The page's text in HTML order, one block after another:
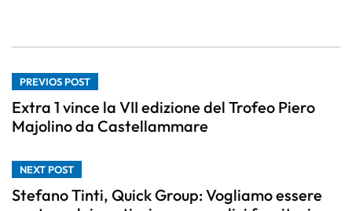
PREVIOS POST
Extra 1 vince la VII edizione del Trofeo Piero
Majolino da Castellammare
NEXT POST
Stefano Tinti, Quick Group: Vogliamo essere